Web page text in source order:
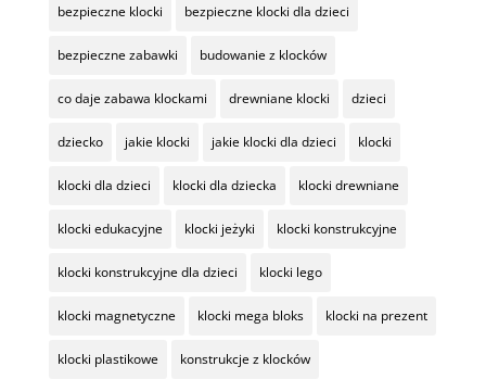
bezpieczne klocki bezpieczne klocki dla dzieci
bezpieczne zabawki budowanie z klocków
co daje zabawa klockami drewniane klocki dzieci
dziecko jakie klocki jakie klocki dla dzieci klocki
klocki dla dzieci klocki dla dziecka klocki drewniane
klocki edukacyjne klocki jeżyki klocki konstrukcyjne
klocki konstrukcyjne dla dzieci klocki lego
klocki magnetyczne klocki mega bloks klocki na prezent
klocki plastikowe konstrukcje z klocków